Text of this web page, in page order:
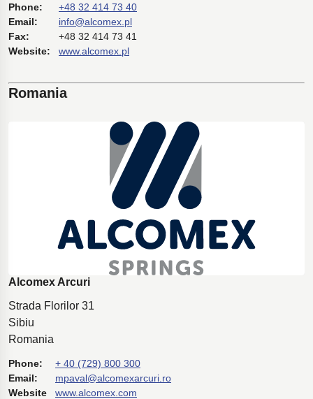
Phone:
+48 32 414 73 40
Email:
info@alcomex.pl
Fax:
+48 32 414 73 41
Website:
www.alcomex.pl
Romania
Alcomex Arcuri
Strada Florilor 31
Sibiu
Romania
Phone:
+ 40 (729) 800 300
Email:
mpaval@alcomexarcuri.ro
Website
www.alcomex.com